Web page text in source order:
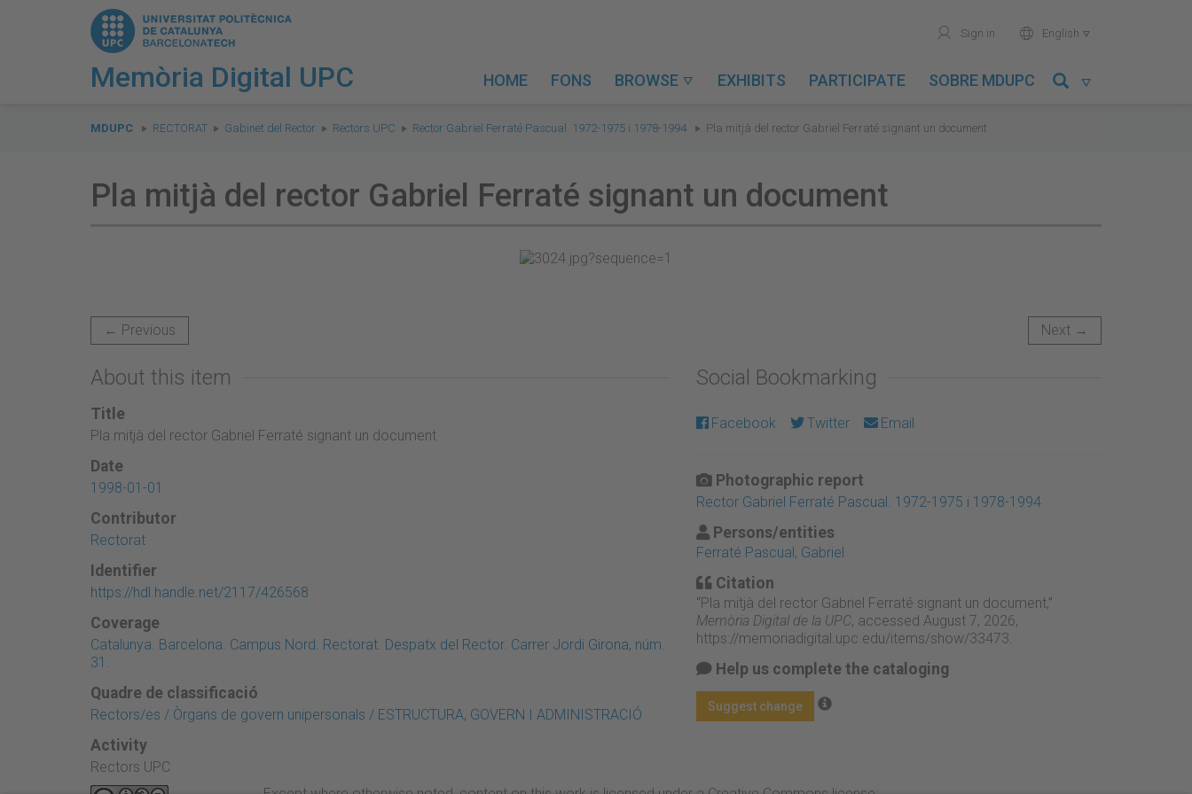
Memòria Digital UPC
user Sign in world English 
HOME FONS BROWSE  EXHIBITS PARTICIPATE SOBRE MDUPC 
are
MDUPC RECTORAT Gabinet del Rector Rectors UPC Rector Gabriel Ferraté Pascual. 1972-1975 i 1978-1994 Pla mitjà del rector Gabriel Ferraté signant un document
Pla mitjà del rector Gabriel Ferraté signant un document
← Previous Next →
About this item
Title
Pla mitjà del rector Gabriel Ferraté signant un document
Date
1998-01-01
Contributor
Rectorat
Identifier
https://hdl.handle.net/2117/426568
Coverage
Catalunya. Barcelona. Campus Nord. Rectorat. Despatx del Rector. Carrer Jordi Girona, núm.
31.
Quadre de classificació
Rectors/es / Òrgans de govern unipersonals / ESTRUCTURA, GOVERN I ADMINISTRACIÓ
Activity
Rectors UPC
Social Bookmarking
Facebook Twitter Email
Photographic report
Rector Gabriel Ferraté Pascual. 1972-1975 i 1978-1994
Persons/entities
Ferraté Pascual, Gabriel
Citation
“Pla mitjà del rector Gabriel Ferraté signant un document,”
Memòria Digital de la UPC, accessed August 7, 2026,
https://memoriadigital.upc.edu/items/show/33473
Help us complete the cataloging
Suggest change